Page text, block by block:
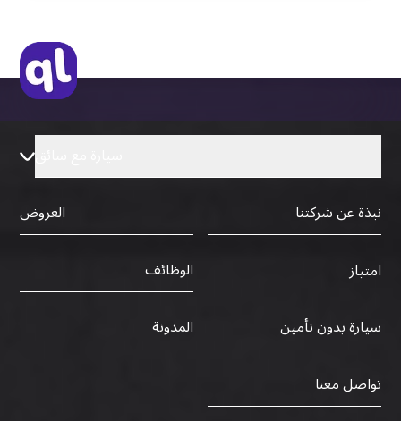
نبذة عن شركتنا
العروض
امتياز
الوظائف
سيارة بدون تأمين
المدونة
تواصل معنا